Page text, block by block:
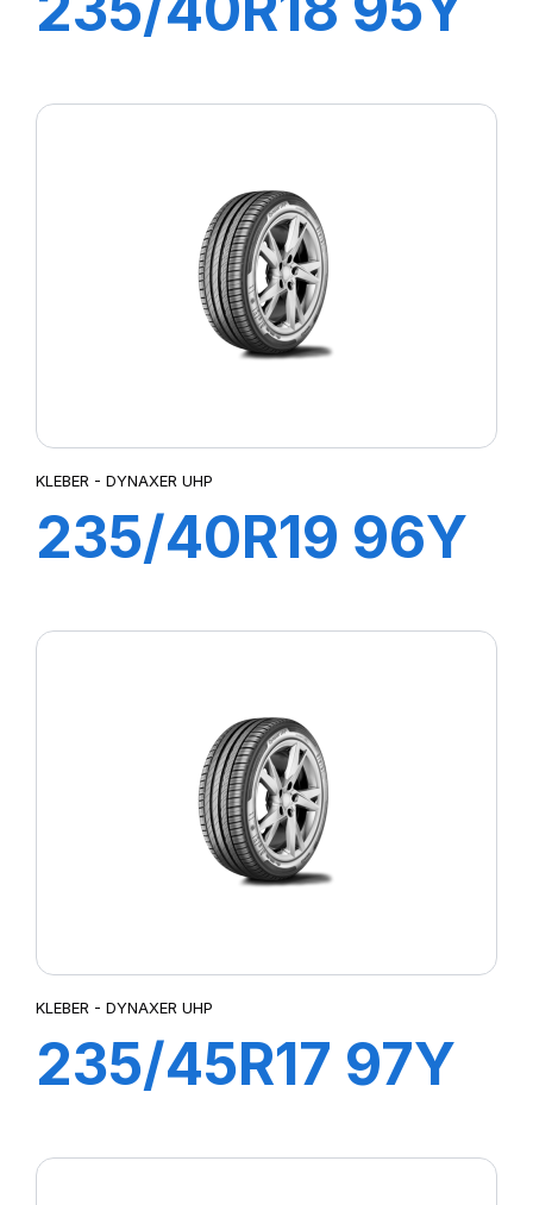
KLEBER - DYNAXER UHP
235/40R19 96Y
KLEBER - DYNAXER UHP
235/45R17 97Y